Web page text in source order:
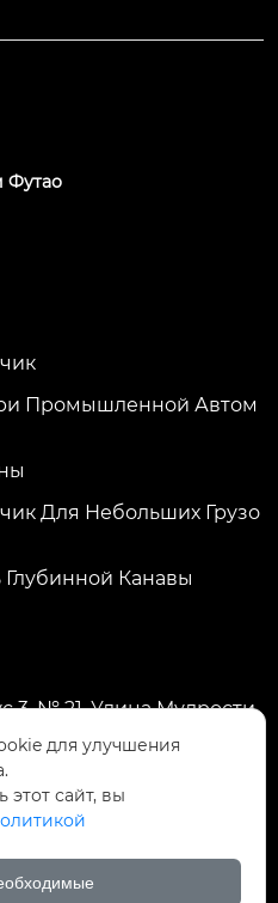
Футао
Промышленной Автом
Для Небольших Грузо
Канавы
3, № 21, Улица Мудрости,
развития Хуэйшань,
для улучшения
этот сайт, вы